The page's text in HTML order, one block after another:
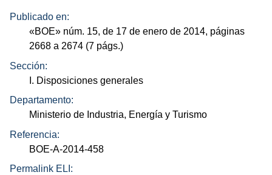
Publicado en:
«BOE» núm. 15, de 17 de enero de 2014, páginas
2668 a 2674 (7 págs.)
Sección:
I. Disposiciones generales
Departamento:
Ministerio de Industria, Energía y Turismo
Referencia:
BOE-A-2014-458
Permalink ELI: